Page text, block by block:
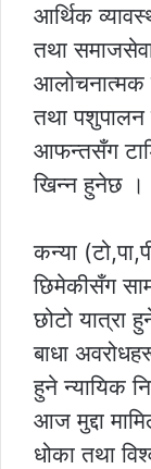
आर्थिक
तथा
आलोचनात्मक
तथा पशुपालन
आफन्तसँग
खिन्न हुनेछ ।
कन्या
छिमेकीसँग
छोटो यात्रा
बाधा
हुने न्यायिक
आज मुद्दा
धोका तथा